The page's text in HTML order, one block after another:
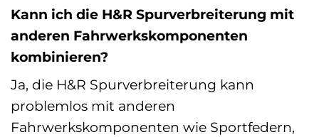
Kann ich die H&R Spurverbreiterung mit
anderen Fahrwerkskomponenten
kombinieren?
Ja, die H&R Spurverbreiterung kann
problemlos mit anderen
Fahrwerkskomponenten wie Sportfedern,